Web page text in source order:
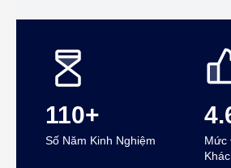
110+
Số Năm Kinh Nghiệm
Mức